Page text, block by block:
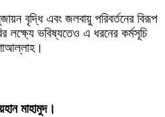
বৃদ্ধি এবং জলবায়ু পরিবর্তনের বিরূপ
লক্ষ্যে ভবিষ্যতেও এ ধরনের কর্মসূচি
মাহামুদ।